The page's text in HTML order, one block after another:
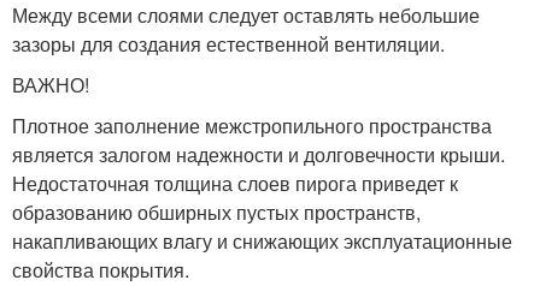
Между всеми слоями следует оставлять небольшие
зазоры для создания естественной вентиляции.
ВАЖНО!
Плотное заполнение межстропильного пространства
является залогом надежности и долговечности крыши.
Недостаточная толщина слоев пирога приведет к
образованию обширных пустых пространств,
накапливающих влагу и снижающих эксплуатационные
свойства покрытия.